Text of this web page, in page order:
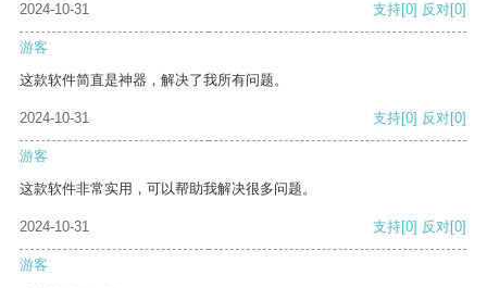
2024-10-31 支持[0] 反对[0]
游客
这款软件简直是神器，解决了我所有问题。
2024-10-31 支持[0] 反对[0]
游客
这款软件非常实用，可以帮助我解决很多问题。
2024-10-31 支持[0] 反对[0]
游客